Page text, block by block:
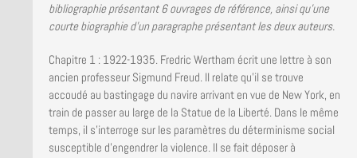
bibliographie présentant 6 ouvrages de référence, ainsi qu’une
courte biographie d’un paragraphe présentant les deux auteurs.
Chapitre 1 : 1922-1935. Fredric Wertham écrit une lettre à son
ancien professeur Sigmund Freud. Il relate qu’il se trouve
accoudé au bastingage du navire arrivant en vue de New York, en
train de passer au large de la Statue de la Liberté. Dans le même
temps, il s’interroge sur les paramètres du déterminisme social
susceptible d’engendrer la violence. Il se fait déposer à